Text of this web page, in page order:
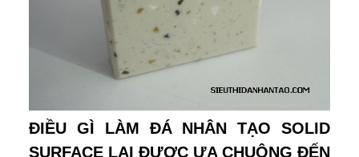
ĐIỀU GÌ LÀM ĐÁ NHÂN TẠO SOLID
SURFACE LẠI ĐƯỢC ƯA CHUỘNG ĐẾN